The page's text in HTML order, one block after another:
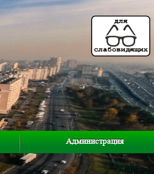
Администрация